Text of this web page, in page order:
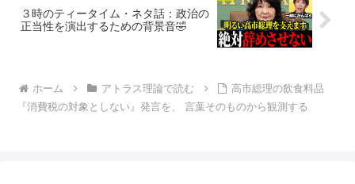
３時のティータイム・ネタ話：政治の
正当性を演出するための背景音🤣
ホーム アトラス理論で読む
高市総理の飲食料品
『消費税の対象としない』発言を、 言葉そのものから観測する